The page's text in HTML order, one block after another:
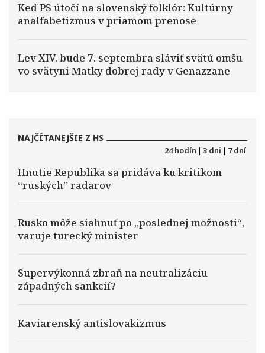
Keď PS útočí na slovenský folklór: Kultúrny
analfabetizmus v priamom prenose
Lev XIV. bude 7. septembra sláviť svätú omšu
vo svätyni Matky dobrej rady v Genazzane
NAJČÍTANEJŠIE Z HS
24 hodín | 3 dni | 7 dní
Hnutie Republika sa pridáva ku kritikom
“ruských” radarov
Rusko môže siahnuť po „poslednej možnosti“,
varuje turecký minister
Supervýkonná zbraň na neutralizáciu
západných sankcií?
Kaviarenský antislovakizmus